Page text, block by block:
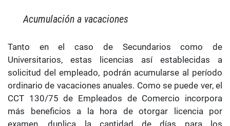
Acumulación a vacaciones
Tanto en el caso de Secundarios como de
Universitarios, estas licencias así establecidas a
solicitud del empleado, podrán acumularse al período
ordinario de vacaciones anuales. Como se puede ver, el
CCT 130/75 de Empleados de Comercio incorpora
más beneficios a la hora de otorgar licencia por